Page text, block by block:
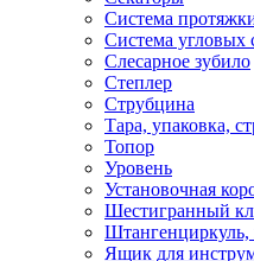
Система
Система угловых
Слесарное зубило
Степлер
Струбцина
Тара, упаковка,
Топор
Уровень
Установочная
Шестигранный
Штангенциркуль,
Ящик для